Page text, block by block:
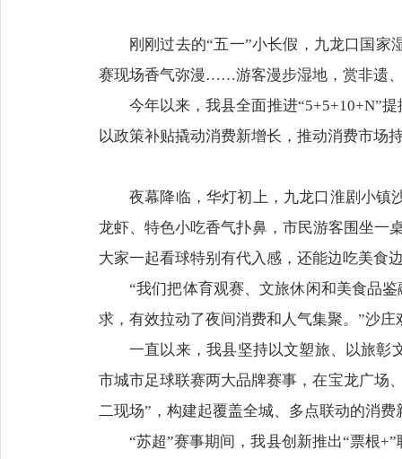
刚刚过去的“五一”小长假，九龙口国
赛现场香气弥漫……游客漫步湿地，赏非遗
今年以来，我县全面推进“5+5+10+N”
以政策补贴撬动消费新增长，推动消费市场
夜幕降临，华灯初上，九龙口淮剧小镇
龙虾、特色小吃香气扑鼻，市民游客围坐一
大家一起看球特别有代入感，还能边吃美食
“我们把体育观赛、文旅休闲和美食品
求，有效拉动了夜间消费和人气集聚。”沙
一直以来，我县坚持以文塑旅、以旅彰
市城市足球联赛两大品牌赛事，在宝龙广场
二现场”，构建起覆盖全城、多点联动的消费
“苏超”赛事期间，我县创新推出“票根